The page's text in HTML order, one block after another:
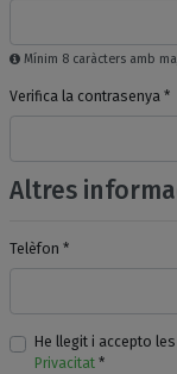
Mínim 8 caràcters amb
Verifica la contrasenya *
Altres
Telèfon *
He llegit i accepto les
Privacitat *